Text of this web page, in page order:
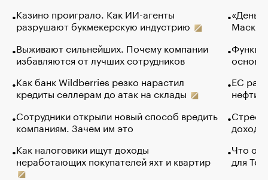
Казино проиграло. Как ИИ-агенты
разрушают букмекерскую индустрию
Выживают сильнейших. Почему компании
избавляются от лучших сотрудников
Как банк Wildberries резко нарастил
кредиты селлерам до атак на склады
Сотрудники открыли новый способ вредить
компаниям. Зачем им это
Как налоговики ищут доходы
неработающих покупателей яхт и квартир
Маск в
основ
ЕС
нефти
Что
для